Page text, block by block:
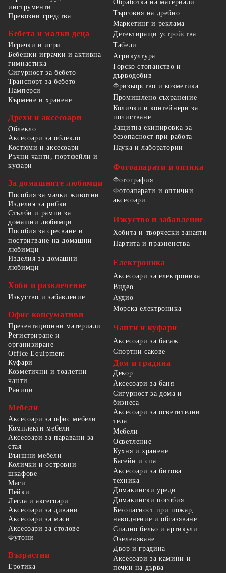
инструменти
Превозни средства
Бебета и малки деца
Играчки и игри
Бебешки играчки и активна
гимнастика
Сигурност за бебето
Транспорт за бебето
Памперси
Кърмене и хранене
Дрехи и аксесоари
Облекло
Аксесоари за облекло
Костюми и аксесоари
Ръчни чанти, портфейли и
куфари
За домашните любимци
Пособия за малки животни
Изделия за рибки
Стълби и рампи за
домашни любимци
Пособия за сресване и
постригване на домашни
любимци
Изделия за домашни
любимци
Хоби и развлечение
Изкуство и забавление
Офис консумативи
Презентационни материали
Регистриране и
организиране
Office Equipment
Обработка на материали
Търговия на дребно
Маркетинг и реклама
Детектиращи устройства
Табели
Агрикултура
Горско стопанство и
дърводобив
Фризьорство и козметика
Промишлено съхранение
Колички и контейнери за
почистване
Защитна екипировка за
безопасност при работа
Наука и лаборатории
Фотоапарати и оптика
Фотография
Фотоапарати и оптични
аксесоари
Изкуство и забавление
Хобита и творчески занаяти
Партита и празненства
Електроника
Аксесоари за електроника
Видео
Аудио
Морска електроника
Чанти и куфари
Аксесоари за багаж
Спортни сакове
Куфари
Козметични и тоалетни
чанти
Раници
Мебели
Аксесоари за офис мебели
Комплекти мебели
Аксесоари за паравани за
стая
Външни мебели
Колички и островни
шкафове
Маси
Пейки
Легла и аксесоари
Аксесоари за дивани
Аксесоари за маси
Аксесоари за столове
Футони
Възрастни
Еротика
Дом и градина
Декор
Аксесоари за баня
Сигурност за дома и
бизнеса
Аксесоари за осветителни
тела
Мебели
Осветление
Кухня и хранене
Басейн и спа
Аксесоари за битова
техника
Домакински уреди
Домакински пособия
Безопасност при пожар,
наводнение и обгазяване
Спално бельо и артикули
Озеленяване
Двор и градина
Аксесоари за камини и
печки на дърва